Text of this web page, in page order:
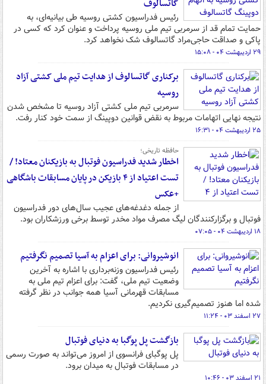
گاتسالوف
رئیس فدراسیون کشتی روسیه طی بیانیه‌ای، به
حمایت تمام قد از سرمربی تیم ملی روسیه پرداخت و عنوان کرد که کسی در
پاکی و صداقت حاجی‌مراد گاتسالوف شک نخواهد کرد.
۲۹ اردیبهشت ۰۴ - ۱۵:۰۸
برکناری گاتسالوف از هدایت تیم ملی کشتی آزاد
روسیه
سرمربی تیم ملی کشتی آزاد روسیه تا مشخص شدن
نتیجه نهایی اتهامات مربوط به نقض قوانین دوپینگ از سمت خود کنار رفت.
۲۵ اردیبهشت ۰۴ - ۱۶:۳۱
حافظه تاریخی؛
اخطار شدید فدراسیون فوتبال به بازیکنان معتاد! /
تست اعتیاد از ۴ بازیکن در پایان مسابقات باشگاهی
+عکس
از جمله دغدغه‌های عجیب سال‌های دور فدراسیون
فوتبال و برگزارکنندگان لیگ مصرف مواد مخدر توسط برخی ورزشکاران بود.
۱۸ اردیبهشت ۰۴ - ۰۷:۰۵
انوشیروانی: برای اعزام به آسیا تصمیم نگرفتیم
رئیس فدراسیون وزنه‌برداری با اشاره به آخرین
وضعیت تیم ملی، گفت: برای اعزام تیم ملی به
مسابقات قهرمانی آسیا همه جوانب در نظر گرفته
شده اما هنوز تصمیم‌گیری نکردیم.
۲۷ اسفند ۰۳ - ۱۱:۲۴
بازگشت پل پوگبا به دنیای فوتبال
پل پوگبای فرانسوی از امروز می‌تواند به صورت رسمی
در مسابقات فوتبال به میدان برود.
۲۱ اسفند ۰۳ - ۱۰:۴۶